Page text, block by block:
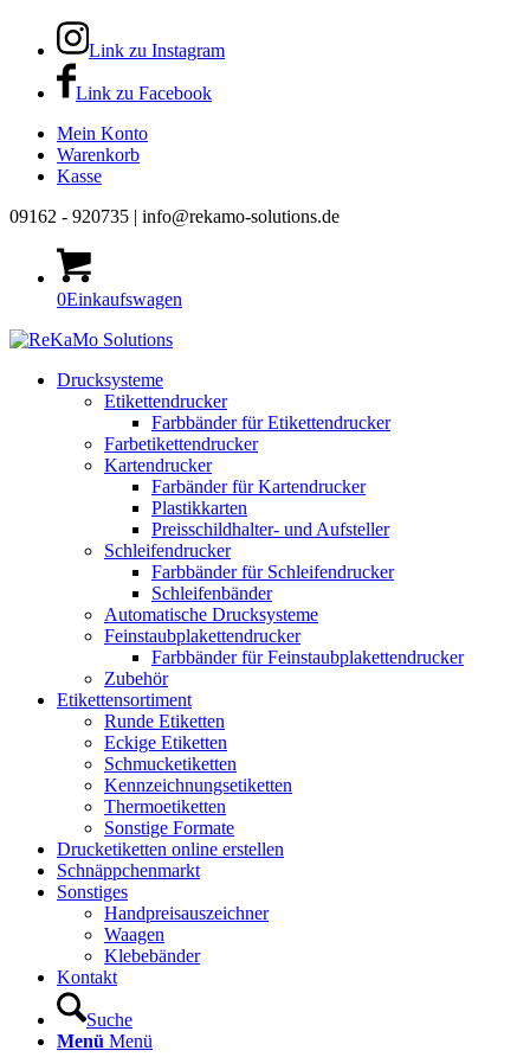
Link zu Instagram
Link zu Facebook
Mein Konto
Warenkorb
Kasse
09162 - 920735 | info@rekamo-solutions.de
0Einkaufswagen
Drucksysteme
Etikettendrucker
Farbbänder für Etikettendrucker
Farbetikettendrucker
Kartendrucker
Farbänder für Kartendrucker
Plastikkarten
Preisschildhalter- und Aufsteller
Schleifendrucker
Farbbänder für Schleifendrucker
Schleifenbänder
Automatische Drucksysteme
Feinstaubplakettendrucker
Farbbänder für Feinstaubplakettendrucker
Zubehör
Etikettensortiment
Runde Etiketten
Eckige Etiketten
Schmucketiketten
Kennzeichnungsetiketten
Thermoetiketten
Sonstige Formate
Drucketiketten online erstellen
Schnäppchenmarkt
Sonstiges
Handpreisauszeichner
Waagen
Klebebänder
Kontakt
Suche
Menü Menü